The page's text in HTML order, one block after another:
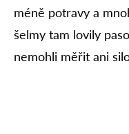
méně potravy a
šelmy tam lovily
nemohli měřit ani